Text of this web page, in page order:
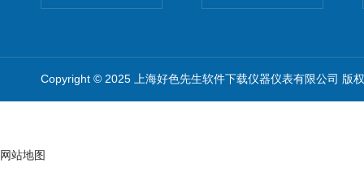
Copyright © 2025 上海好色先生软件下载仪器仪表有限公司 版
网站地图